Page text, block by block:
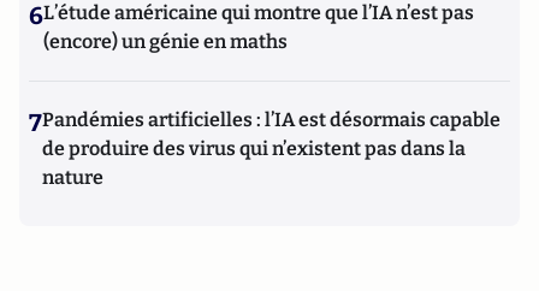
6L’étude américaine qui montre que l’IA n’est pas
(encore) un génie en maths
7Pandémies artificielles : l’IA est désormais capable
de produire des virus qui n’existent pas dans la
nature